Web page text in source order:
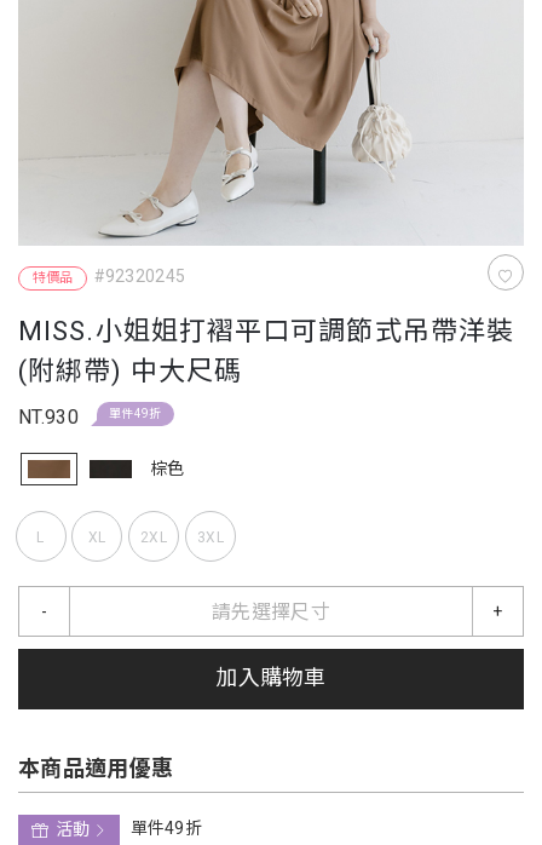
特價品 #92320245
MISS.小姐姐打褶平口可調節式吊帶洋裝
(附綁帶) 中大尺碼
NT.930 單件49折
棕色
L XL 2XL 3XL
請先選擇尺寸
- +
加入購物車
本商品適用優惠
活動
單件49折